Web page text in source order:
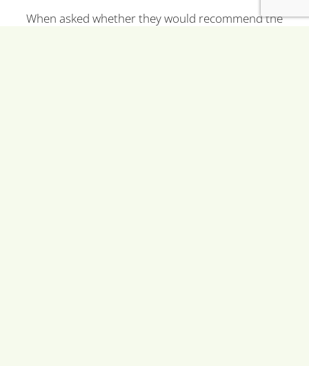
When asked whether they would recommend the